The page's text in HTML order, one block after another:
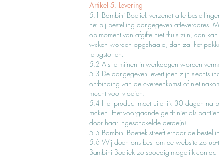
Artikel 5. Levering
5.1 Bambini Boetiek verzendt alle
het bij bestelling aangegeven afleveradres.
op moment van afgifte niet thuis zijn, dan
weken worden opgehaald, dan zal het
terugstorten.
5.2 Als termijnen in werkdagen worden
5.3 De aangegeven levertijden zijn slechts
ontbinding van de overeenkomst of niet-
mocht voortvloeien.
5.4 Het product moet uiterlijk 30 dagen na
maken. Het voorgaande geldt niet als
door haar ingeschakelde derde(n).
5.5 Bambini Boetiek streeft ernaar de
5.6 Wij doen ons best om de website zo up-
Bambini Boetiek zo spoedig mogelijk